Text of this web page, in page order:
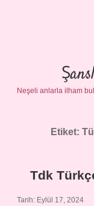
Neşeli anlarla ilham
Etiket:
Tdk
Tarih: Eylül 17, 2024